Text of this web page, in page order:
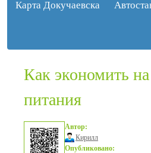
Карта Докучаевска
Как экономить
питания
Автор:
Кирилл
Опубликовано: